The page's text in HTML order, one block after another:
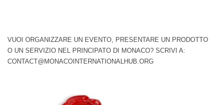
VUOI ORGANIZZARE UN EVENTO, PRESENTARE UN PRODOTTO
O UN SERVIZIO NEL PRINCIPATO DI MONACO? SCRIVI A:
CONTACT@MONACOINTERNATIONALHUB.ORG